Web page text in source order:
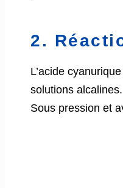
2.
L’acide
solutions alcalines.
Sous pression et